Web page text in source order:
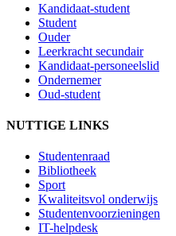
Kandidaat-student
Student
Ouder
Leerkracht secundair
Kandidaat-personeelslid
Ondernemer
Oud-student
NUTTIGE LINKS
Studentenraad
Bibliotheek
Sport
Kwaliteitsvol onderwijs
Studentenvoorzieningen
IT-helpdesk